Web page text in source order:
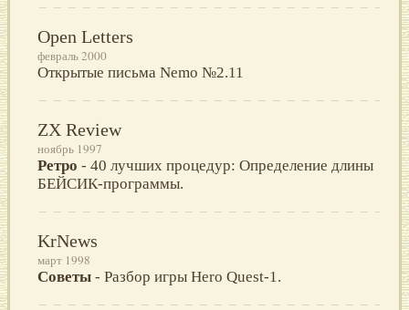
Open Letters
февраль 2000
Открытые письма Nemo №2.11
ZX Review
ноябрь 1997
Ретро - 40 лучших процедур: Определение длины
БЕЙСИК-программы.
KrNews
март 1998
Советы - Разбор игры Hero Quest-1.